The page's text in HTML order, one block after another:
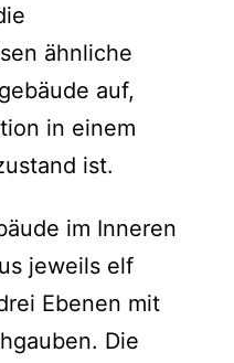
ähnliche
auf,
in einem
ist.
im Inneren
jeweils elf
Ebenen mit
Die